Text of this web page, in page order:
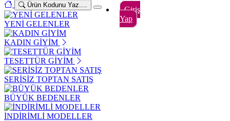
Giriş
Yap
Ürün Kodunu Yaz....
YENİ GELENLER
KADIN GİYİM
TESETTÜR GİYİM
SERİSİZ TOPTAN SATIŞ
BÜYÜK BEDENLER
İNDİRİMLİ MODELLER